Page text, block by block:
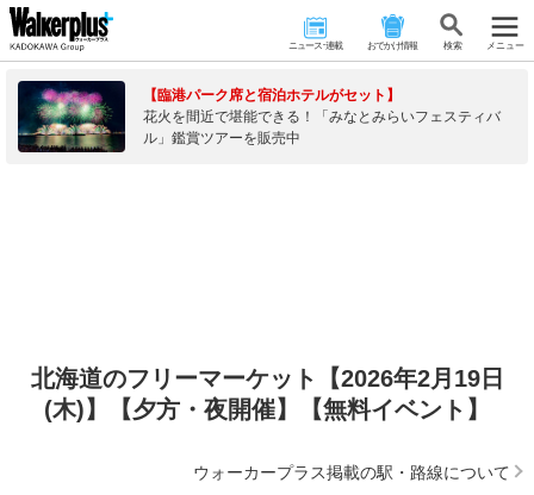
ニュース･連載 おでかけ情報 検 索 メニュー
【臨港パーク席と宿泊ホテルがセット】
花火を間近で堪能できる！「みなとみらいフェスティバ
ル」鑑賞ツアーを販売中
北海道のフリーマーケット【2026年2月19日
(木)】【夕方・夜開催】【無料イベント】
ウォーカープラス掲載の駅・路線について